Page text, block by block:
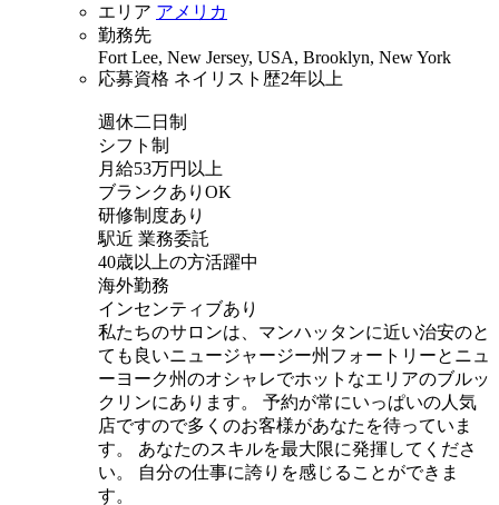
エリア アメリカ
勤務先
Fort Lee, New Jersey, USA, Brooklyn, New York
応募資格 ネイリスト歴2年以上
週休二日制
シフト制
月給53万円以上
ブランクありOK
研修制度あり
駅近 業務委託
40歳以上の方活躍中
海外勤務
インセンティブあり
私たちのサロンは、マンハッタンに近い治安のと
ても良いニュージャージー州フォートリーとニュ
ーヨーク州のオシャレでホットなエリアのブルッ
クリンにあります。 予約が常にいっぱいの人気
店ですので多くのお客様があなたを待っていま
す。 あなたのスキルを最大限に発揮してくださ
い。 自分の仕事に誇りを感じることができま
す。